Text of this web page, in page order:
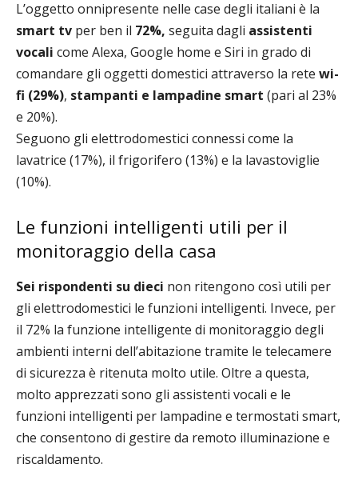
L’oggetto onnipresente nelle case degli italiani è la
smart tv per ben il 72%, seguita dagli assistenti
vocali come Alexa, Google home e Siri in grado di
comandare gli oggetti domestici attraverso la rete wi-
fi (29%), stampanti e lampadine smart (pari al 23%
e 20%).
Seguono gli elettrodomestici connessi come la
lavatrice (17%), il frigorifero (13%) e la lavastoviglie
(10%).
Le funzioni intelligenti utili per il
monitoraggio della casa
Sei rispondenti su dieci non ritengono così utili per
gli elettrodomestici le funzioni intelligenti. Invece, per
il 72% la funzione intelligente di monitoraggio degli
ambienti interni dell’abitazione tramite le telecamere
di sicurezza è ritenuta molto utile. Oltre a questa,
molto apprezzati sono gli assistenti vocali e le
funzioni intelligenti per lampadine e termostati smart,
che consentono di gestire da remoto illuminazione e
riscaldamento.